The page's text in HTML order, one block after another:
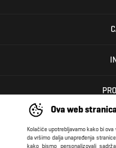
Ova web
Kolačiće upotrebljavamo kako bi
da vršimo dalja unapređenja
kako bismo personalizovali